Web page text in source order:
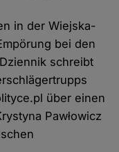
in der Wiejska-
bei den
schreibt
über einen
Pawłowicz